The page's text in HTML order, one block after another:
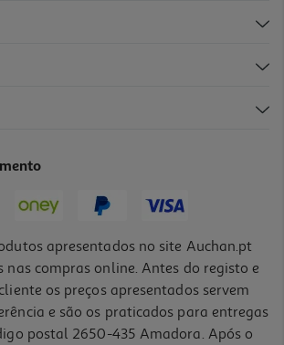
apresentados no site Auchan.pt
nas compras online. Antes do registo e
os preços apresentados servem
e são os praticados para entregas
postal 2650-435 Amadora. Após o